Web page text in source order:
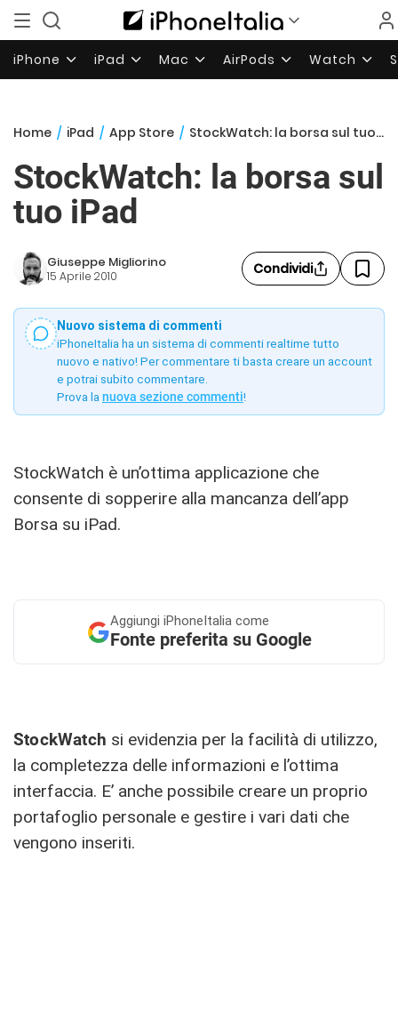
iPhone iPad Mac AirPods Watch
Home / iPad / App Store / StockWatch: la borsa sul tuo iPad
StockWatch: la borsa sul
tuo iPad
Giuseppe Migliorino
15 Aprile 2010 Condividi
Nuovo sistema di commenti
iPhoneItalia ha un sistema di commenti realtime tutto
nuovo e nativo! Per commentare ti basta creare un account
e potrai subito commentare.
Prova la nuova sezione commenti!
StockWatch è un’ottima applicazione che
consente di sopperire alla mancanza dell’app
Borsa su iPad.
Aggiungi iPhoneItalia come
Fonte preferita su Google
StockWatch si evidenzia per la facilità di utilizzo,
la completezza delle informazioni e l’ottima
interfaccia. E’ anche possibile creare un proprio
portafoglio personale e gestire i vari dati che
vengono inseriti.